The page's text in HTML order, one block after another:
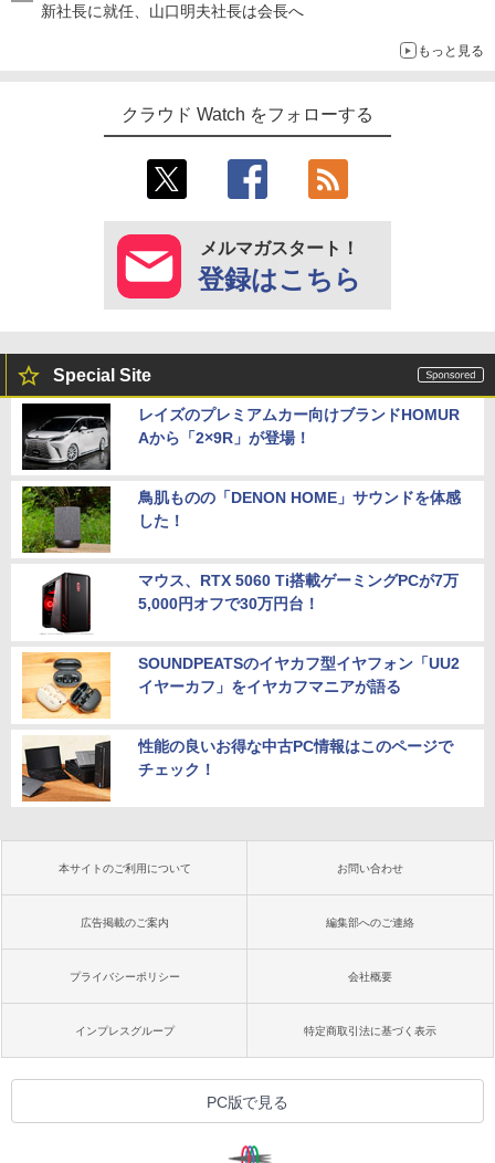
新社長に就任、山口明夫社長は会長へ
もっと見る
クラウド Watch をフォローする
メルマガスタート！
登録はこちら
Special Site
レイズのプレミアムカー向けブランドHOMUR
Aから「2×9R」が登場！
鳥肌ものの「DENON HOME」サウンドを体感
した！
マウス、RTX 5060 Ti搭載ゲーミングPCが7万
5,000円オフで30万円台！
SOUNDPEATSのイヤカフ型イヤフォン「UU2
イヤーカフ」をイヤカフマニアが語る
性能の良いお得な中古PC情報はこのページで
チェック！
本サイトのご利用について お問い合わせ
広告掲載のご案内 編集部へのご連絡
プライバシーポリシー 会社概要
インプレスグループ 特定商取引法に基づく表示
PC版で見る